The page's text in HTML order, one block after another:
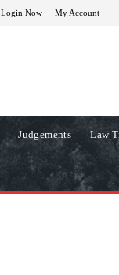
Login Now My Account
Judgements Law